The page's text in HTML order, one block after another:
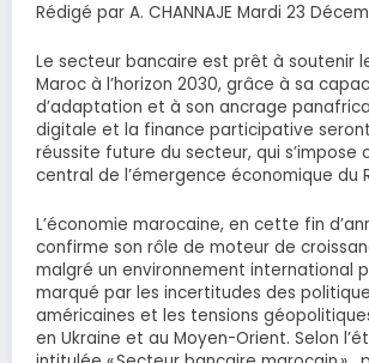
Rédigé par A. CHANNAJE Mardi 23
Le secteur bancaire est prêt à soutenir
Maroc à l’horizon 2030, grâce à sa
d’adaptation et à son ancrage
digitale et la finance participative
réussite future du secteur, qui s’impose
central de l’émergence économique du
L’économie marocaine, en cette fin
confirme son rôle de moteur de
malgré un environnement international
marqué par les incertitudes des
américaines et les tensions
en Ukraine et au Moyen-Orient. Selon